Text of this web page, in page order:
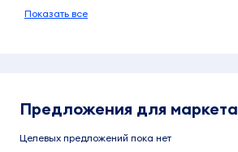
Показать все
Предложения для маркета
Целевых предложений пока нет